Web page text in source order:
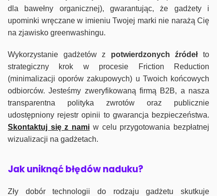
dla bawełny organicznej), gwarantując, że gadżety i
upominki wręczane w imieniu Twojej marki nie narażą Cię
na zjawisko greenwashingu.
Wykorzystanie gadżetów z potwierdzonych źródełto
strategiczny krok w procesie Friction Reduction
(minimalizacji oporów zakupowych) u Twoich końcowych
odbiorców. Jesteśmy zweryfikowaną firmą B2B, a nasza
transparentna polityka zwrotów oraz publicznie
udostępniony rejestr opinii to gwarancja bezpieczeństwa.
Skontaktuj się z nami w celu przygotowania bezpłatnej
wizualizacji na gadżetach.
Jak uniknąć błędów naduku?
Zły dobór technologii do rodzaju gadżetu skutkuje